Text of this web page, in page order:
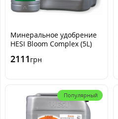
Минеральное удобрение
HESI Bloom Complex (5L)
2111 грн
Популярный